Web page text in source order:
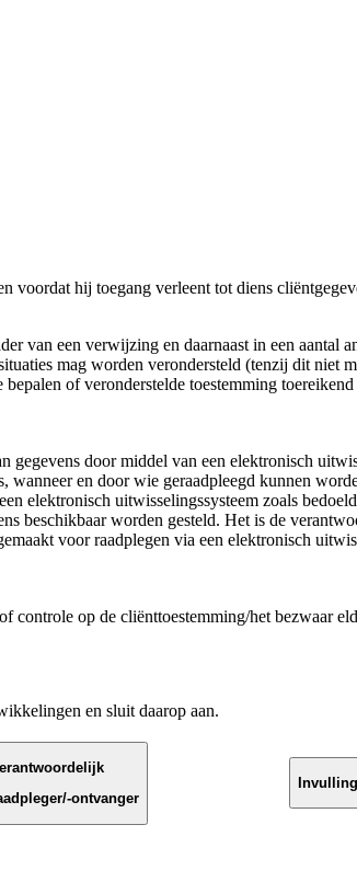
voordat hij toegang verleent tot diens
van een verwijzing en daarnaast in een aantal
mag worden verondersteld (tenzij dit niet
of veronderstelde toestemming
gegevens door middel van een elektronisch
en door wie geraadpleegd kunnen
elektronisch uitwisselingssysteem zoals
beschikbaar worden gesteld. Het is de
voor raadplegen via een elektronisch
op de cliënttoestemming/het bezwaar
en sluit daarop aan.
ontvanger